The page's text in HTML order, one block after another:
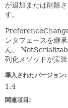
が追加または削除
す。
ンタフェースを継
ん。
列化メソッドが実装
導入されたバージョン:
1.4
関連項目: